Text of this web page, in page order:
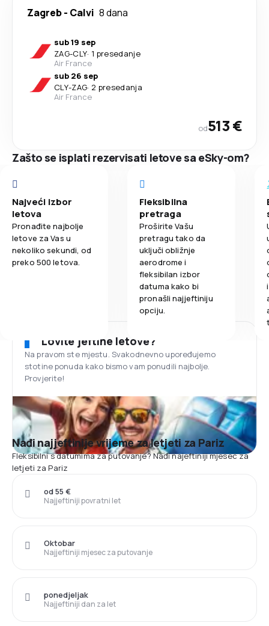
Zagreb- Calvi 8 dana
sub 19 sep
ZAG-CLY· 1 presedanje
Air France
sub 26 sep
CLY-ZAG· 2 presedanja
Air France
od513 €
Zašto se isplati rezervisati letove sa eSky-om?
Najveći izbor
letova
Pronađite najbolje
letove za Vas u
nekoliko sekundi, od
preko 500 letova.
Fleksibilna
pretraga
Proširite Vašu
pretragu tako da
uključi obližnje
aerodrome i
fleksibilan izbor
datuma kako bi
pronašli najjeftiniju
opciju.
Lovite jeftine letove?
Na pravom ste mjestu. Svakodnevno upoređujemo
stotine ponuda kako bismo vam ponudili najbolje.
Provjerite!
Nađi najjeftinije vrijeme za letjeti za Pariz
Fleksibilni s datumima za putovanje? Nađi najeftiniji mjesec za
letjeti za Pariz
Najjeftiniji povratni let
od 55 €
Najjeftiniji mjesec za putovanje
Oktobar
Najjeftiniji dan za let
ponedjeljak